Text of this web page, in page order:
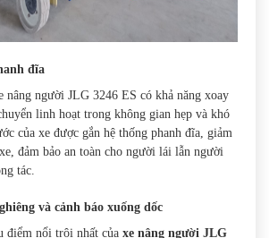
đĩa
nâng người JLG 3246 ES có khả năng xoay
linh hoạt trong không gian hẹp và khó
của xe được gắn hệ thống phanh đĩa, giảm
đảm bảo an toàn cho người lái lẫn người
tác.
và cảnh báo xuống dốc
điểm nổi trội nhất của xe nâng người JLG